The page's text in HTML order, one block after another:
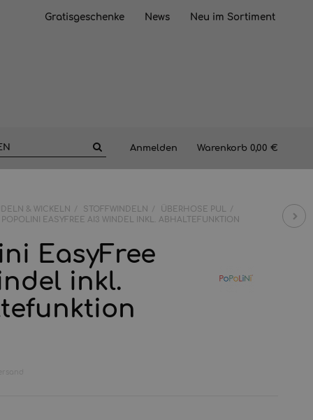
Gratisgeschenke News Neu im Sortiment
Anmelden Warenkorb 0,00 €
& WICKELN STOFFWINDELN
ÜBERHOSE PUL
POPOLINI EASYFREE AI3 WINDEL INKL. ABHALTEFUNKTION
EasyFree
inkl.